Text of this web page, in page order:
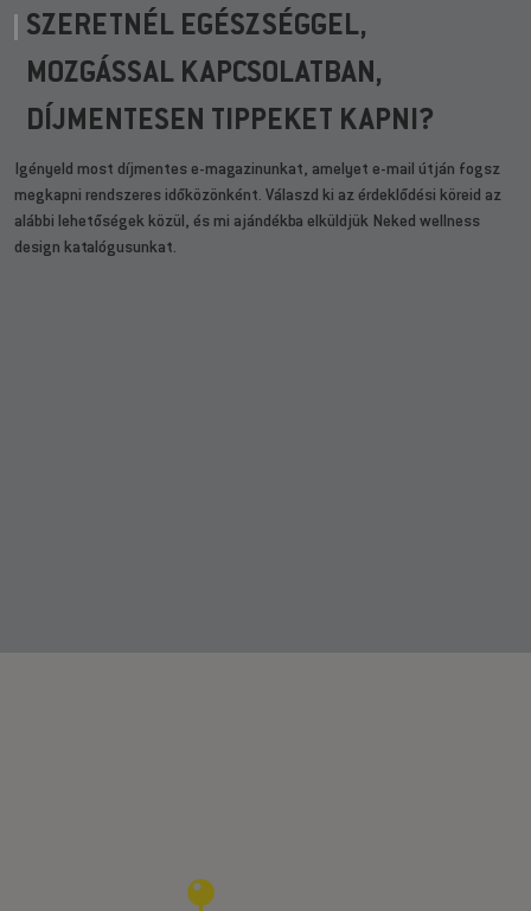
SZERETNÉL EGÉSZSÉGGEL,
MOZGÁSSAL KAPCSOLATBAN,
DÍJMENTESEN TIPPEKET KAPNI?
Igényeld most díjmentes e-magazinunkat, amelyet e-mail útján fogsz
megkapni rendszeres időközönként. Válaszd ki az érdeklődési köreid az
alábbi lehetőségek közül, és mi ajándékba elküldjük Neked wellness
design katalógusunkat.